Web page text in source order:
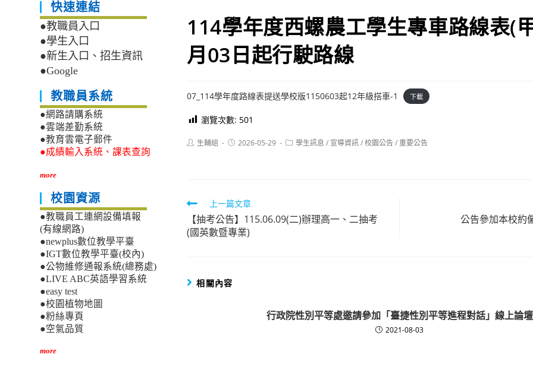
114學年度西螺農工學生專車路線表(
月03日起行駛路線
07_114學年度路線表提送學校版1150603起12年級搭車-1 下載
瀏覽次數: 501
Post生輔組
Post2026-05-29
Post學生訊息 / 宣導資訊/校園公告/重要公告
Read
more
articles
上一篇文章
【抽考公告】115.06.09(二)辦理高一、二抽考
(國英數暨專業)
公告參加本校約
相關內容
行政院性別平等處邀請參加「臺捷性別平等進程對話」線上論壇
2021-08-03
快速連結
●教職員入口
●學生入口
●新生入口、招生資訊
●Google
教職員系統
●網路請購系統
●雲端差勤系統
●教育雲電子郵件
●成績輸入系統、課表查詢
more
校園資源
●教職員工連網設備填報
(有線網路)
●newplus數位教學平臺
●IGT數位教學平臺(校內)
●公物維修通報系統(總務處)
●LIVE ABC英語學習系統
●easy test
●校園植物地圖
●粉絲專頁
●空氣品質
more